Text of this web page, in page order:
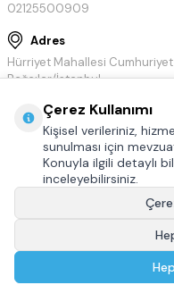
02125500909
Adres
Hürriyet Mahallesi
Bağcılar/İstanbul
Çerez Kullanımı
Kişisel verileriniz,
sunulması için
Konuyla ilgili detaylı
inceleyebilirsiniz.